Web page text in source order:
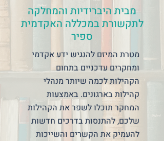
מבית היברידיות והמחלקה
לתקשורת במכללה האקדמית
ספיר
מטרת המיזם להנגיש ידע אקדמי
ומחקרים עדכניים בתחום
הקהילות לכמה שיותר מנהלי
קהילות בארגונים. באמצעות
המחקר תוכלו לשפר את הקהילות
שלכם, להתנסות בדרכים חדשות
להעמיק את הקשרים והשייכות